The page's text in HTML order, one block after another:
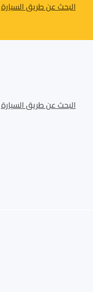
البحث عن طريق السيارة
البحث عن طريق السيارة